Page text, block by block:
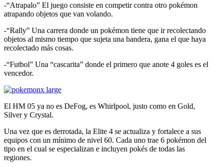
-“Atrapalo” El juego consiste en competir contra otro pokémon
atrapando objetos que van volando.
-“Rally” Una carrera donde un pokémon tiene que ir recolectando
objetos al mismo tiempo que sujeta una bandera, gana el que haya
recolectado más cosas.
-“Futbol” Una “cascarita” donde el primero que anote 4 goles es el
vencedor.
El HM 05 ya no es DeFog, es Whirlpool, justo como en Gold,
Silver y Crystal.
Una vez que es derrotada, la Elite 4 se actualiza y fortalece a sus
equipos con un mínimo de nivel 60. Cada uno trae 6 pokémon del
tipo en el cual se especializan e incluyen pokés de todas las
regiones.